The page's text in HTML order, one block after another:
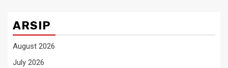
ARSIP
August 2026
July 2026